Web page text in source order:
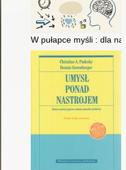
W pułapce myśli : dla